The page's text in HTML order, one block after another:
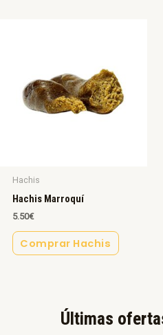
Hachis
Hachis Marroquí
5.50€
Comprar Hachis
Últimas